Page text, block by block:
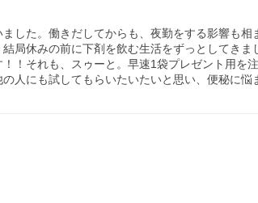
した。働きだしてからも、夜勤をする影響も
局休みの前に下剤を飲む生活をずっとしてき
！それも、スゥーと。早速1袋プレゼント用
人にも試してもらいたいたいと思い、便秘に